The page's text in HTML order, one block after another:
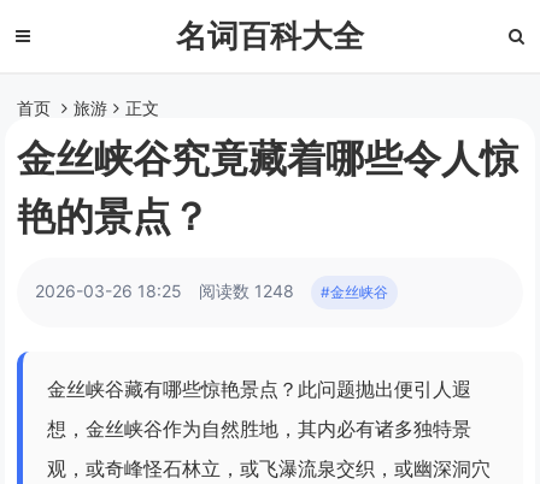
名词百科大全
首页 旅游 正文
金丝峡谷究竟藏着哪些令人惊
艳的景点？
2026-03-26 18:25 阅读数 1248 #金丝峡谷
金丝峡谷藏有哪些惊艳景点？此问题抛出便引人遐
想，金丝峡谷作为自然胜地，其内必有诸多独特景
观，或奇峰怪石林立，或飞瀑流泉交织，或幽深洞穴